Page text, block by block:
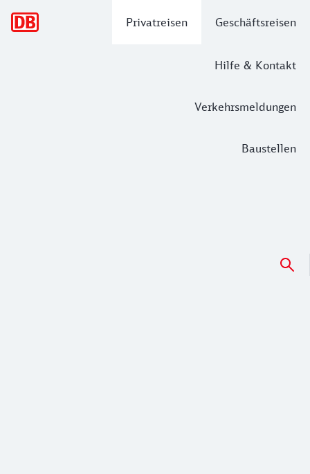
Privatreisen Geschäftsreisen
Hilfe & Kontakt
Verkehrsmeldungen
Baustellen